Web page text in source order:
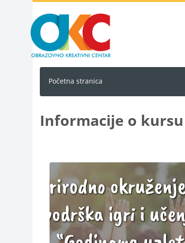
Početna stranica
Informacije o kursu